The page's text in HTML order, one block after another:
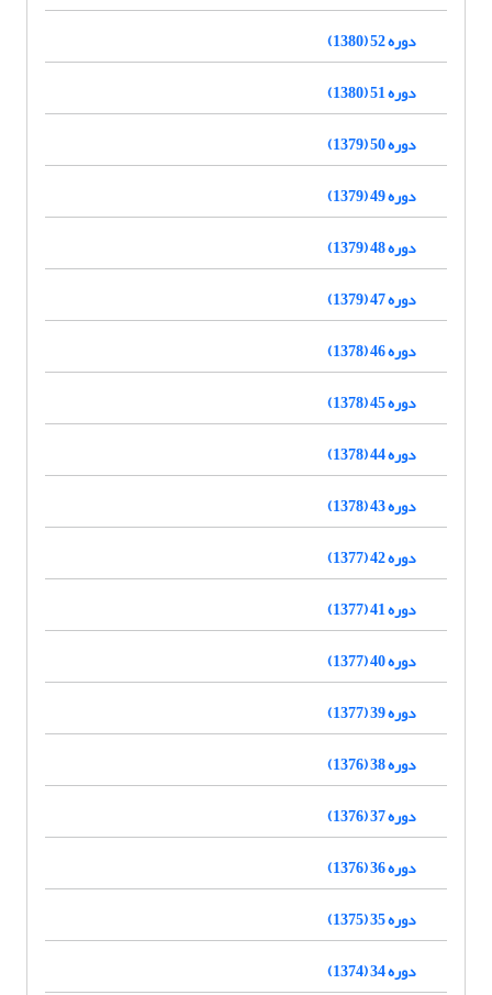
دوره 52 (1380)
دوره 51 (1380)
دوره 50 (1379)
دوره 49 (1379)
دوره 48 (1379)
دوره 47 (1379)
دوره 46 (1378)
دوره 45 (1378)
دوره 44 (1378)
دوره 43 (1378)
دوره 42 (1377)
دوره 41 (1377)
دوره 40 (1377)
دوره 39 (1377)
دوره 38 (1376)
دوره 37 (1376)
دوره 36 (1376)
دوره 35 (1375)
دوره 34 (1374)